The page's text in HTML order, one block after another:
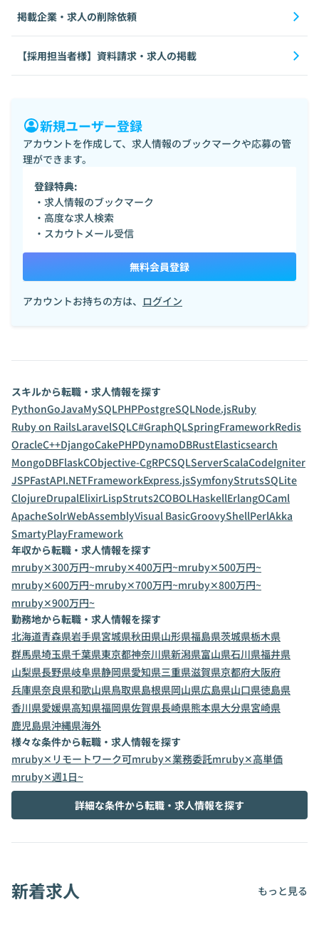
掲載企業・求人の削除依頼
【採用担当者様】資料請求・求人の掲載
新規ユーザー登録
アカウントを作成して、求人情報のブックマークや応募の管
理ができます。
登録特典:
・求人情報のブックマーク
・高度な求人検索
・スカウトメール受信
無料会員登録
アカウントお持ちの方は、 ログイン
スキルから転職・求人情報を探す
PythonGoJavaMySQLPHPPostgreSQLNode.jsRuby
Ruby on RailsLaravelSQLC#GraphQLSpringFrameworkRedis
OracleC++DjangoCakePHPDynamoDBRustElasticsearch
MongoDBFlaskCObjective-CgRPCSQLServerScalaCodeIgniter
JSPFastAPI.NETFrameworkExpress.jsSymfonyStrutsSQLite
ClojureDrupalElixirLispStruts2COBOLHaskellErlangOCaml
ApacheSolrWebAssemblyVisual BasicGroovyShellPerlAkka
SmartyPlayFramework
年収から転職・求人情報を探す
mruby✕300万円~mruby✕400万円~mruby✕500万円~
mruby✕600万円~mruby✕700万円~mruby✕800万円~
mruby✕900万円~
勤務地から転職・求人情報を探す
北海道青森県岩手県宮城県秋田県山形県福島県茨城県栃木県
群馬県埼玉県千葉県東京都神奈川県新潟県富山県石川県福井県
山梨県長野県岐阜県静岡県愛知県三重県滋賀県京都府大阪府
兵庫県奈良県和歌山県鳥取県島根県岡山県広島県山口県徳島県
香川県愛媛県高知県福岡県佐賀県長崎県熊本県大分県宮崎県
鹿児島県沖縄県海外
様々な条件から転職・求人情報を探す
mruby✕リモートワーク可mruby✕業務委託mruby✕高単価
mruby✕週1日~
詳細な条件から転職・求人情報を探す
新着求人 もっと見る